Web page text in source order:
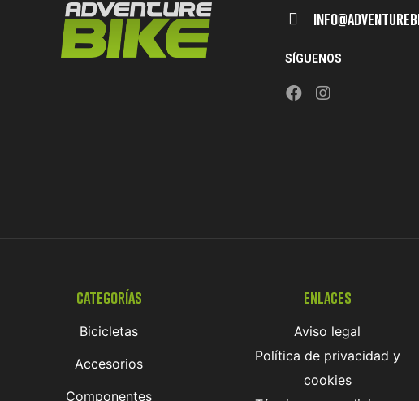
SÍGUENOS
Categorías
Bicicletas
Accesorios
Componentes
Enlaces
Aviso legal
Política de privacidad y
cookies